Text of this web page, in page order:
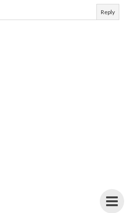
Reply